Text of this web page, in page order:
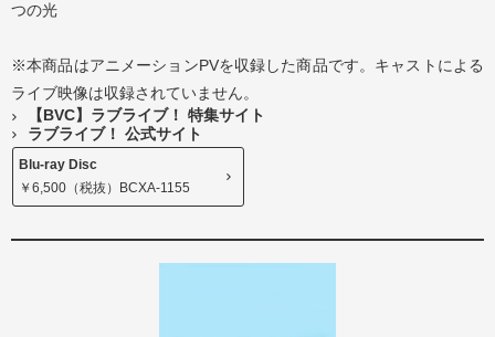
つの光
※本商品はアニメーションPVを収録した商品です。キャストによる
ライブ映像は収録されていません。
【BVC】ラブライブ！ 特集サイト
ラブライブ！ 公式サイト
Blu-ray Disc
￥6,500（税抜）BCXA-1155